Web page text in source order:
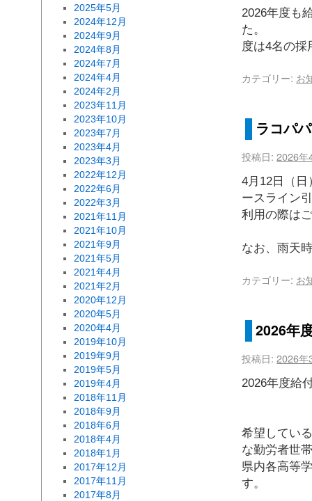
2026年度も
た。 奨
度は4名の
カテゴリー: お
ラコパ
投稿日: 2026年
4月12日（
ースライン
利用の際は
なお、雨天
カテゴリー: お
2026年
投稿日: 2026年
2026年
希望してい
な勤労
県内各高等
す。
2025年5月
2024年12月
2024年9月
2024年8月
2024年7月
2024年4月
2024年2月
2023年11月
2023年10月
2023年7月
2023年4月
2023年3月
2022年12月
2022年6月
2022年3月
2021年11月
2021年10月
2021年9月
2021年5月
2021年4月
2021年2月
2020年12月
2020年5月
2020年4月
2019年10月
2019年9月
2019年5月
2019年4月
2018年11月
2018年9月
2018年6月
2018年4月
2018年1月
2017年12月
2017年11月
2017年8月